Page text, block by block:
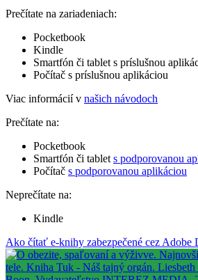
Prečítate na zariadeniach:
Pocketbook
Kindle
Smartfón či tablet s príslušnou
Počítač s príslušnou aplikáciou
Viac informácií v našich návodoch
Prečítate na:
Pocketbook
Smartfón či tablet s podporovanou
Počítač s podporovanou aplikáciou
Neprečítate na:
Kindle
Ako čítať e-knihy zabezpečené cez Adobe